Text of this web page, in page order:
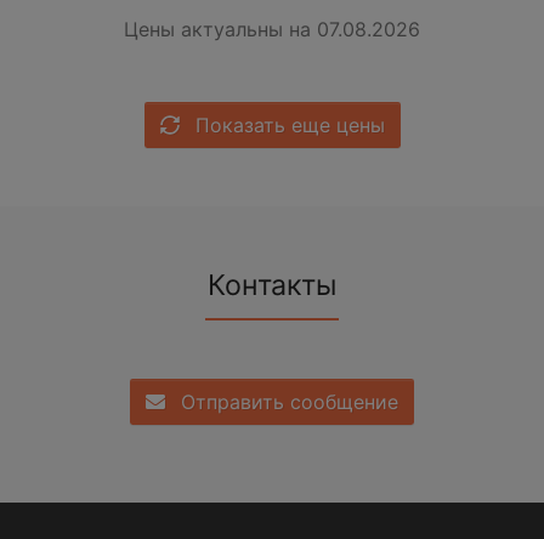
Цены актуальны на 07.08.2026
Показать еще цены
Контакты
Отправить сообщение